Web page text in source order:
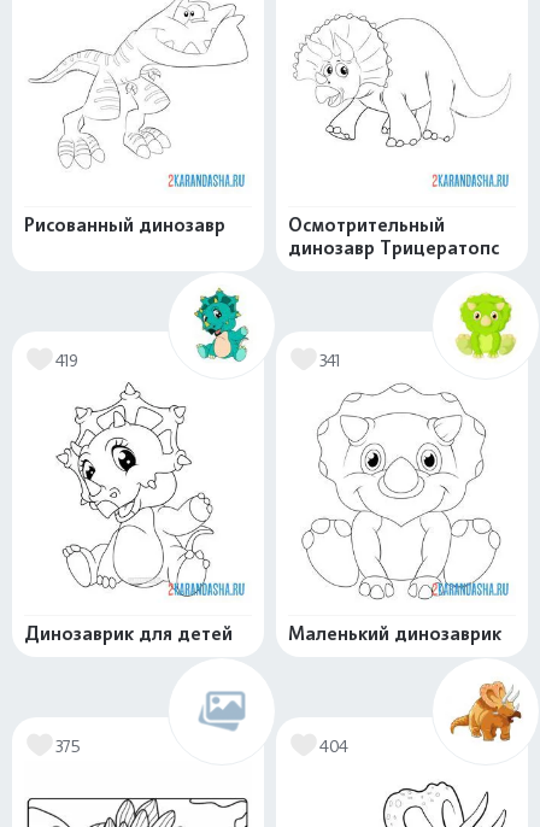
Рисованный динозавр
Осмотрительный
динозавр Трицератопс
419
Динозаврик для детей
341
Маленький динозаврик
375 404